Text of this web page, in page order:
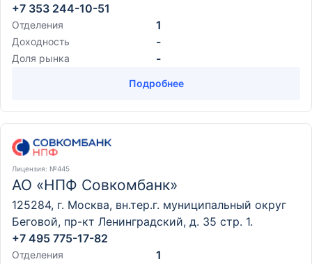
+7 353 244-10-51
Отделения 1
Доходность -
Доля рынка -
Подробнее
Лицензия: №445
АО «НПФ Совкомбанк»
125284, г. Москва, вн.тер.г. муниципальный округ
Беговой, пр-кт Ленинградский, д. 35 стр. 1.
+7 495 775-17-82
Отделения 1